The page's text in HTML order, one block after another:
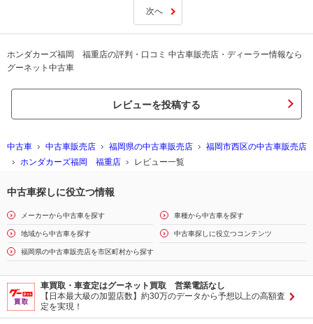
次へ
ホンダカーズ福岡 福重店の評判・口コミ 中古車販売店・ディーラー情報なら
グーネット中古車
レビューを投稿する
中古車 中古車販売店 福岡県の中古車販売店
福岡市西区の中古車販売店
ホンダカーズ福岡 福重店
レビュー一覧
中古車探しに役立つ情報
メーカーから中古車を探す 車種から中古車を探す
地域から中古車を探す 中古車探しに役立つコンテンツ
福岡県の中古車販売店を市区町村から探す
車買取・車査定はグーネット買取 営業電話なし
【日本最大級の加盟店数】約30万のデータから予想以上の高額査
定を実現！